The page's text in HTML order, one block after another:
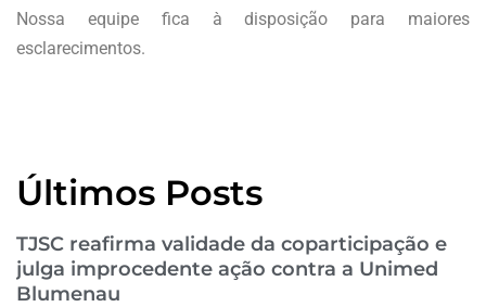
Nossa equipe fica à disposição para maiores
esclarecimentos.
Últimos Posts
TJSC reafirma validade da coparticipação e
julga improcedente ação contra a Unimed
Blumenau